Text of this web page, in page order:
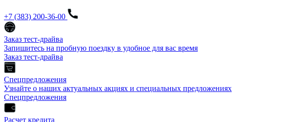
+7 (383) 200-36-00
Заказ тест-драйва
Запишитесь на пробную поездку в удобное для вас время
Заказ тест-драйва
Спецпредложения
Узнайте о наших актуальных акциях и специальных предложениях
Спецпредложения
Расчет кредита